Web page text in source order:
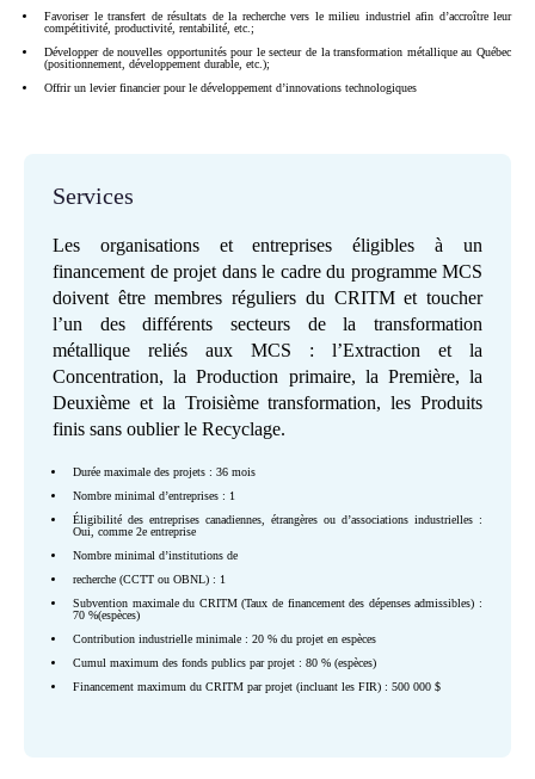
Favoriser le transfert de résultats de la recherche vers le milieu industriel afin d’accroître leur
compétitivité, productivité, rentabilité, etc.;
Développer de nouvelles opportunités pour le secteur de la transformation métallique au Québec
(positionnement, développement durable, etc.);
Offrir un levier financier pour le développement d’innovations technologiques
Services
Les organisations et entreprises éligibles à un
financement de projet dans le cadre du programme MCS
doivent être membres réguliers du CRITM et toucher
l’un des différents secteurs de la transformation
métallique reliés aux MCS : l’Extraction et la
Concentration, la Production primaire, la Première, la
Deuxième et la Troisième transformation, les Produits
finis sans oublier le Recyclage.
Durée maximale des projets : 36 mois
Nombre minimal d’entreprises : 1
Éligibilité des entreprises canadiennes, étrangères ou d’associations industrielles :
Oui, comme 2e entreprise
Nombre minimal d’institutions de
recherche (CCTT ou OBNL) : 1
Subvention maximale du CRITM (Taux de financement des dépenses admissibles) :
70 %(espèces)
Contribution industrielle minimale : 20 % du projet en espèces
Cumul maximum des fonds publics par projet : 80 % (espèces)
Financement maximum du CRITM par projet (incluant les FIR) : 500 000 $